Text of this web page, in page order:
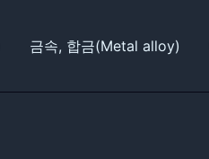
금속, 합금(Metal alloy)